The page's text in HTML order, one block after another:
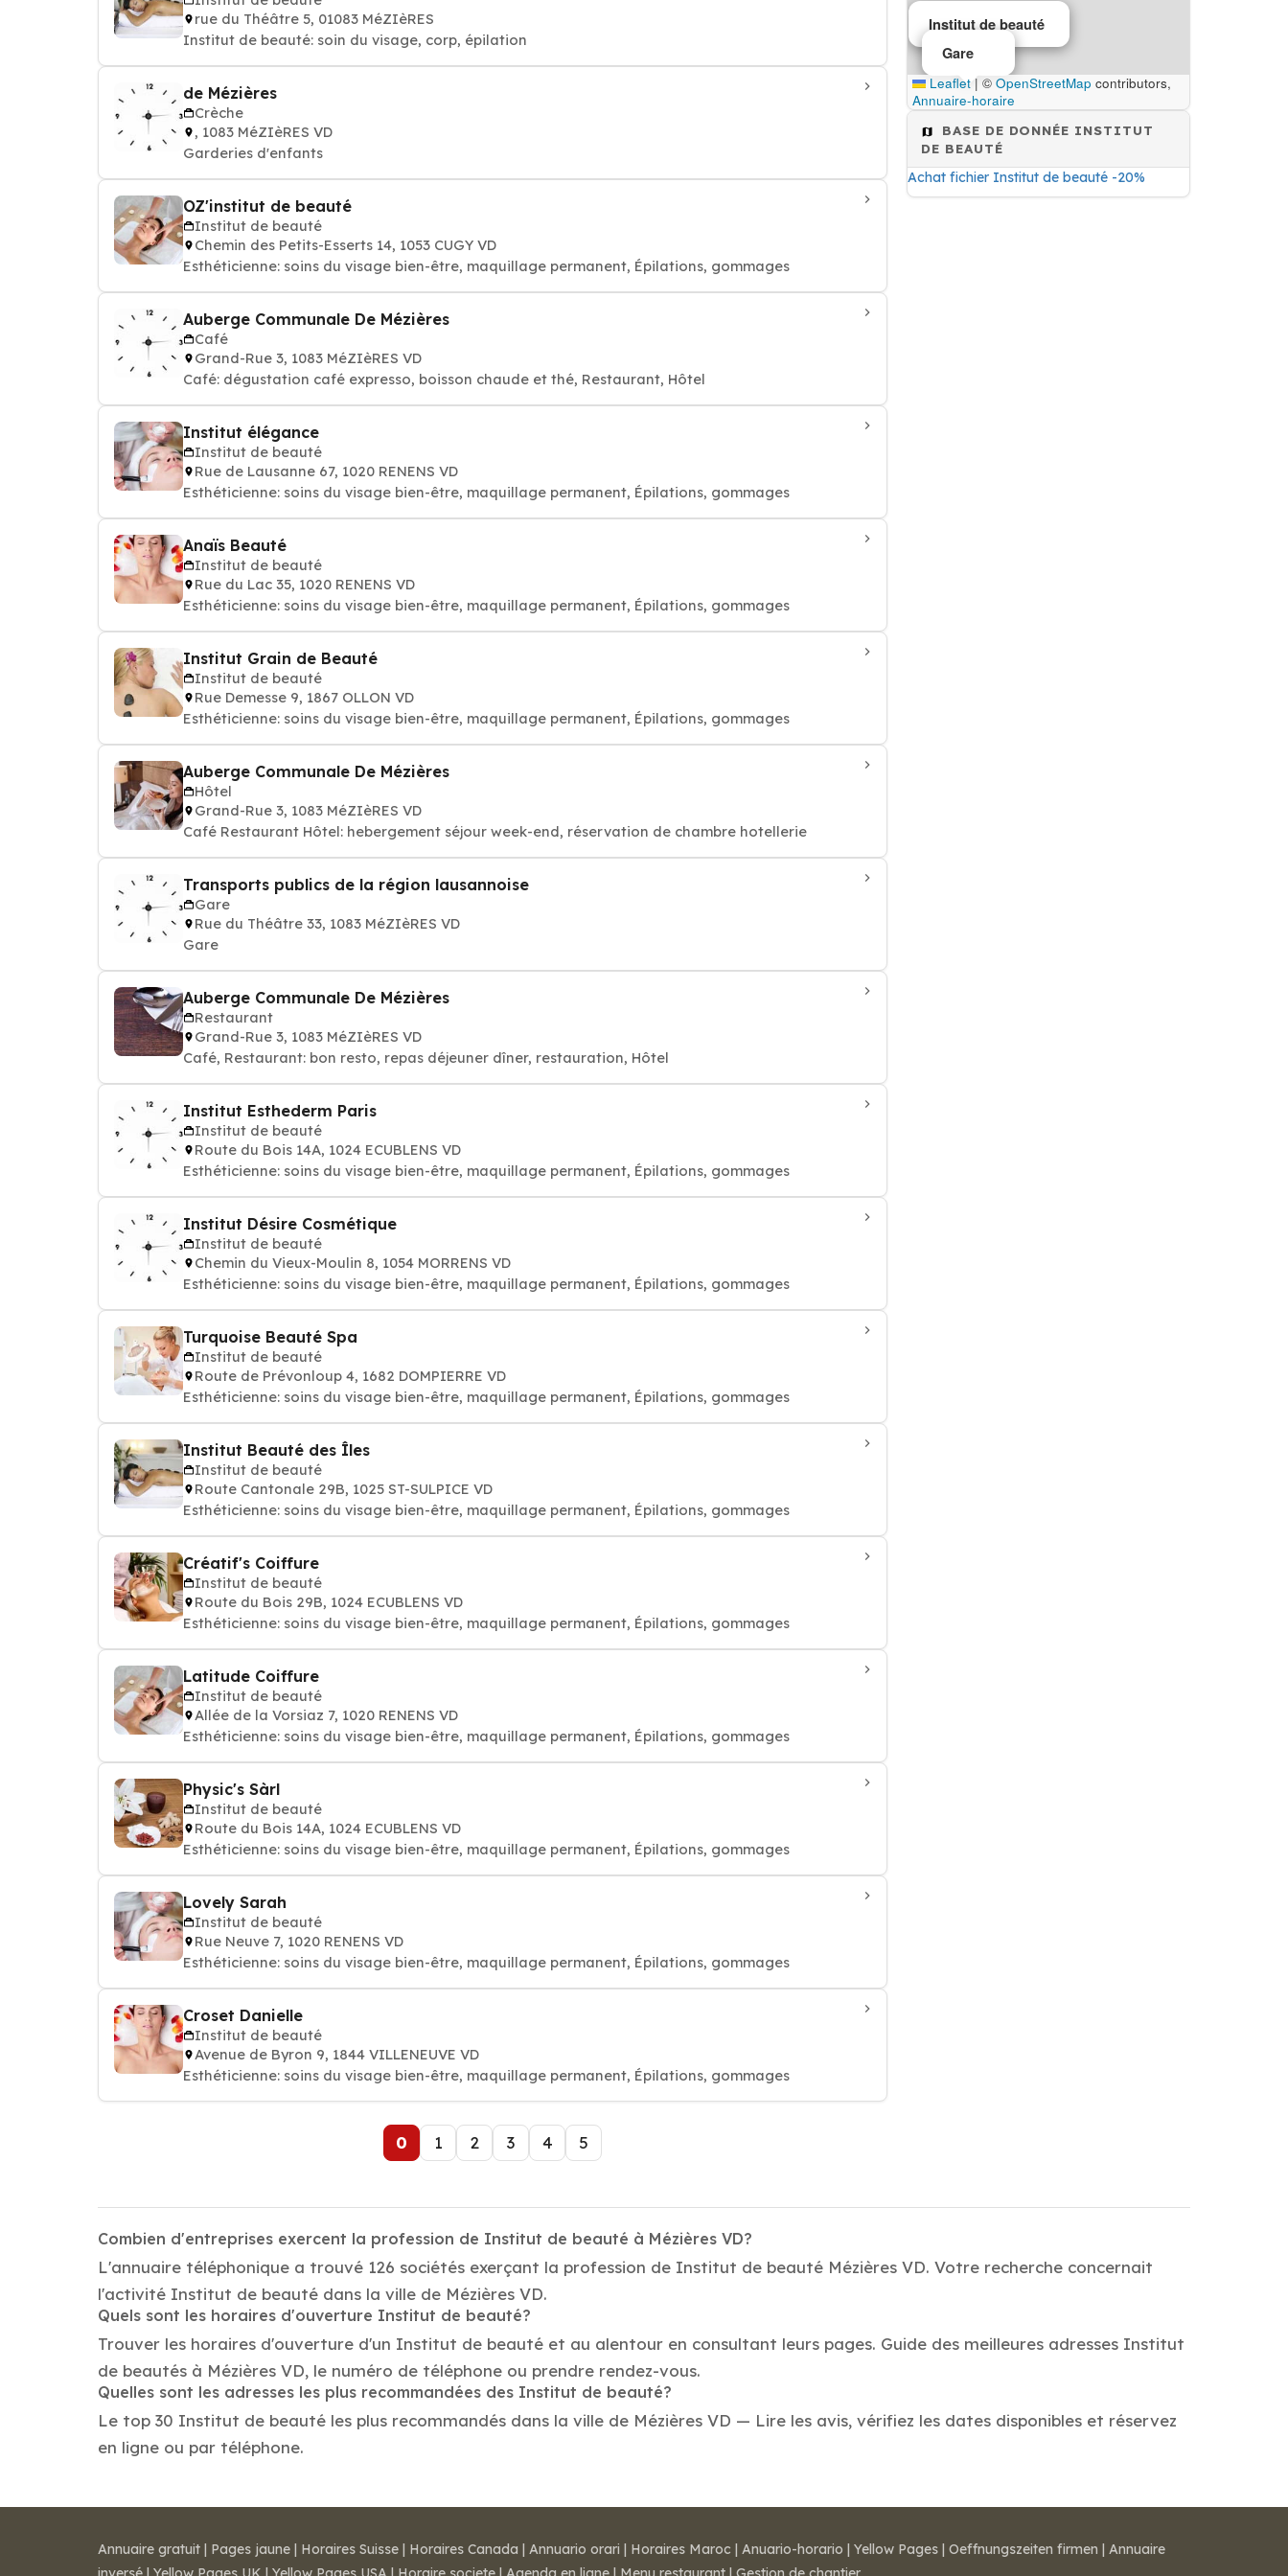
rue du Théâtre 5, 01083 MéZIèRES
Institut de beauté: soin du visage, corp, épilation
de Mézières
Crèche
, 1083 MéZIèRES VD
Garderies d'enfants
OZ'institut de beauté
Institut de beauté
Chemin des Petits-Esserts 14, 1053 CUGY VD
Esthéticienne: soins du visage bien-être, maquillage permanent, Épilations, gommages
Auberge Communale De Mézières
Café
Grand-Rue 3, 1083 MéZIèRES VD
Café: dégustation café expresso, boisson chaude et thé, Restaurant, Hôtel
Institut élégance
Institut de beauté
Rue de Lausanne 67, 1020 RENENS VD
Esthéticienne: soins du visage bien-être, maquillage permanent, Épilations, gommages
Anaïs Beauté
Institut de beauté
Rue du Lac 35, 1020 RENENS VD
Esthéticienne: soins du visage bien-être, maquillage permanent, Épilations, gommages
Institut Grain de Beauté
Institut de beauté
Rue Demesse 9, 1867 OLLON VD
Esthéticienne: soins du visage bien-être, maquillage permanent, Épilations, gommages
Auberge Communale De Mézières
Hôtel
Grand-Rue 3, 1083 MéZIèRES VD
Café Restaurant Hôtel: hebergement séjour week-end, réservation de chambre hotellerie
Transports publics de la région lausannoise
Gare
Rue du Théâtre 33, 1083 MéZIèRES VD
Gare
Auberge Communale De Mézières
Restaurant
Grand-Rue 3, 1083 MéZIèRES VD
Café, Restaurant: bon resto, repas déjeuner dîner, restauration, Hôtel
Institut Esthederm Paris
Institut de beauté
Route du Bois 14A, 1024 ECUBLENS VD
Esthéticienne: soins du visage bien-être, maquillage permanent, Épilations, gommages
Institut Désire Cosmétique
Institut de beauté
Chemin du Vieux-Moulin 8, 1054 MORRENS VD
Esthéticienne: soins du visage bien-être, maquillage permanent, Épilations, gommages
Turquoise Beauté Spa
Institut de beauté
Route de Prévonloup 4, 1682 DOMPIERRE VD
Esthéticienne: soins du visage bien-être, maquillage permanent, Épilations, gommages
Institut Beauté des Îles
Institut de beauté
Route Cantonale 29B, 1025 ST-SULPICE VD
Esthéticienne: soins du visage bien-être, maquillage permanent, Épilations, gommages
Créatif's Coiffure
Institut de beauté
Route du Bois 29B, 1024 ECUBLENS VD
Esthéticienne: soins du visage bien-être, maquillage permanent, Épilations, gommages
Latitude Coiffure
Institut de beauté
Allée de la Vorsiaz 7, 1020 RENENS VD
Esthéticienne: soins du visage bien-être, maquillage permanent, Épilations, gommages
Physic's Sàrl
Institut de beauté
Route du Bois 14A, 1024 ECUBLENS VD
Esthéticienne: soins du visage bien-être, maquillage permanent, Épilations, gommages
Lovely Sarah
Institut de beauté
Rue Neuve 7, 1020 RENENS VD
Esthéticienne: soins du visage bien-être, maquillage permanent, Épilations, gommages
Croset Danielle
Institut de beauté
Avenue de Byron 9, 1844 VILLENEUVE VD
Esthéticienne: soins du visage bien-être, maquillage permanent, Épilations, gommages
0 1 2 3 4 5
Institut de beauté
Gare
Leaflet | © OpenStreetMap contributors,
Annuaire-horaire
BASE DE DONNÉE INSTITUT
DE BEAUTÉ
Achat fichier Institut de beauté -20%
Combien d'entreprises exercent la profession de Institut de beauté à Mézières VD?
L'annuaire téléphonique a trouvé 126 sociétés exerçant la profession de Institut de beauté Mézières VD. Votre recherche concernait
l'activité Institut de beauté dans la ville de Mézières VD.
Quels sont les horaires d'ouverture Institut de beauté?
Trouver les horaires d'ouverture d'un Institut de beauté et au alentour en consultant leurs pages. Guide des meilleures adresses Institut
de beautés à Mézières VD, le numéro de téléphone ou prendre rendez-vous.
Quelles sont les adresses les plus recommandées des Institut de beauté?
Le top 30 Institut de beauté les plus recommandés dans la ville de Mézières VD — Lire les avis, vérifiez les dates disponibles et réservez
en ligne ou par téléphone.
Annuaire gratuit | Pages jaune | Horaires Suisse | Horaires Canada | Annuario orari | Horaires Maroc | Anuario-horario | Yellow Pages | Oeffnungszeiten firmen | Annuaire